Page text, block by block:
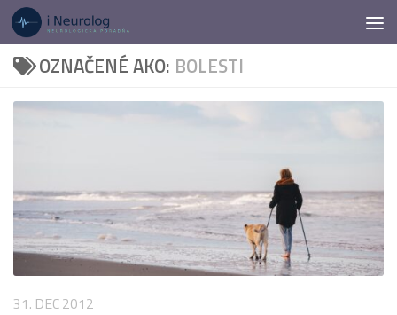
Preskočiť na obsah
OZNAČENÉ AKO: BOLESTI
31. DEC 2012